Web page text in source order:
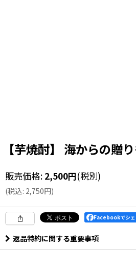
【芋焼酎】 海からの贈
販売価格: 2,500円(税別)
(税込: 2,750円)
Facebookでシ
返品特約に関する重要事項